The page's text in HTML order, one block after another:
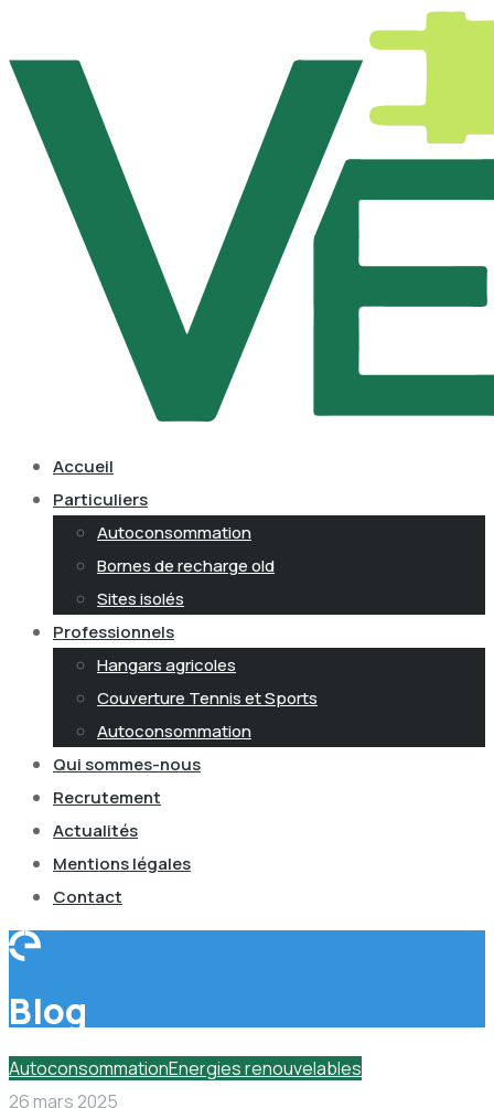
Accueil
Particuliers
Autoconsommation
Bornes de recharge old
Sites isolés
Professionnels
Hangars agricoles
Couverture Tennis et Sports
Autoconsommation
Qui sommes-nous
Recrutement
Actualités
Mentions légales
Contact
Blog
AutoconsommationEnergies renouvelables
26 mars 2025